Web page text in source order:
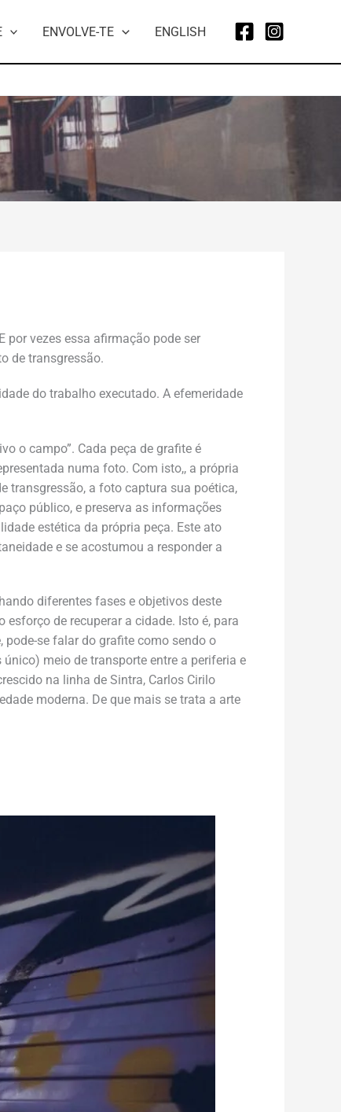
ENVOLVE-TE ENGLISH
por vezes essa afirmação pode ser
de transgressão.
do trabalho executado. A efemeridade
o campo”. Cada peça de grafite é
numa foto. Com isto,, a própria
transgressão, a foto captura sua poética,
público, e preserva as informações
estética da própria peça. Este ato
e se acostumou a responder a
diferentes fases e objetivos deste
de recuperar a cidade. Isto é, para
pode-se falar do grafite como sendo o
meio de transporte entre a periferia e
na linha de Sintra, Carlos Cirilo
moderna. De que mais se trata a arte